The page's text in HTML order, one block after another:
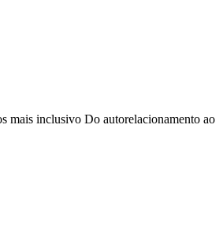
mais inclusivo Do autorelacionamento ao